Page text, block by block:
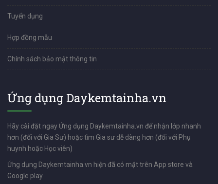
Tuyển dụng
Hợp đồng mẫu
Chính sách bảo mật thông tin
Ứng dụng Daykemtainha.vn
Hãy cài đặt ngay Ứng dụng Daykemtainha.vn để nhận lớp nhanh
hơn (đối với Gia Sư) hoặc tìm Gia sư dễ dàng hơn (đối với Phụ
huynh hoặc Học viên)
Ứng dụng Daykemtainha.vn hiện đã có mặt trên App store và
Google play